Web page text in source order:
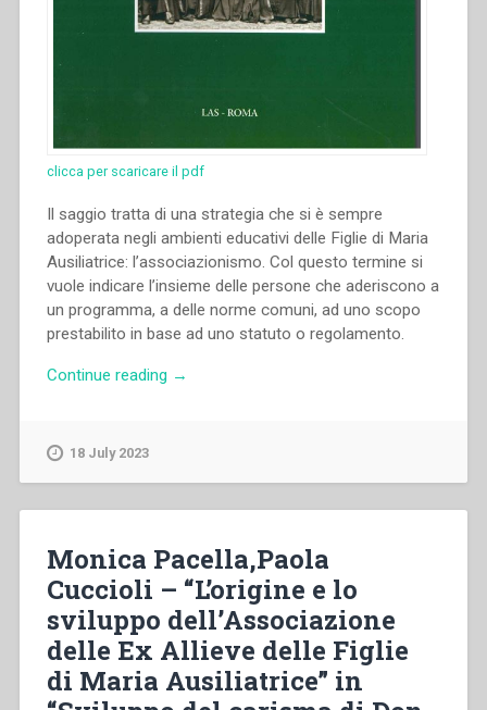
clicca per scaricare il pdf
Il saggio tratta di una strategia che si è sempre
adoperata negli ambienti educativi delle Figlie di Maria
Ausiliatrice: l’associazionismo. Col questo termine si
vuole indicare l’insieme delle persone che aderiscono a
un programma, a delle norme comuni, ad uno scopo
prestabilito in base ad uno statuto o regolamento.
Continue reading “Runita
degli
ambienti
delle
FMA”
in
“Sviluppo
→
18 July 2023
Monica Pacella,Paola
Cuccioli – “L’origine e lo
sviluppo dell’Associazione
delle Ex Allieve delle Figlie
di Maria Ausiliatrice” in